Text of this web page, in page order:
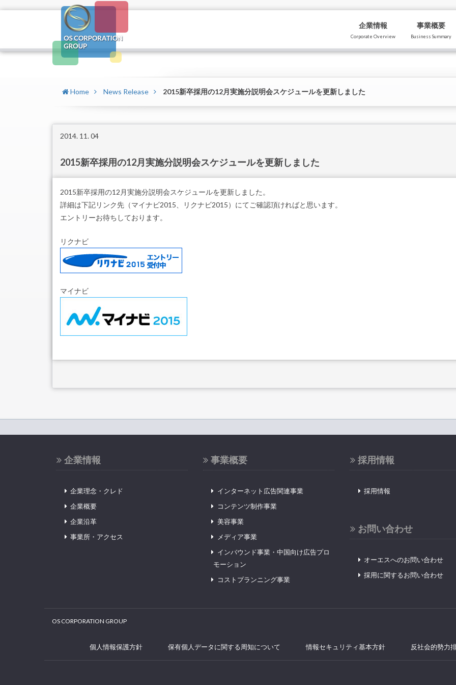
企業情報
Corporate Overview
事業概要
Business Summary
Home News Release 2015新卒採用の12月実施分説明会スケジュールを更新しました
2014. 11. 04
2015新卒採用の12月実施分説明会スケジュールを更新しました
2015新卒採用の12月実施分説明会スケジュールを更新しました。
詳細は下記リンク先（マイナビ2015、リクナビ2015）にてご確認頂ければと思います。
エントリーお待ちしております。
リクナビ
マイナビ
企業情報
企業理念・クレド
企業概要
企業沿革
事業所・アクセス
事業概要
インターネット広告関連事業
コンテンツ制作事業
美容事業
メディア事業
インバウンド事業・中国向け広告プロ
モーション
コストプランニング事業
採用情報
採用情報
お問い合わせ
オーエスへのお問い合わせ
採用に関するお問い合わせ
OS CORPORATION GROUP
個人情報保護方針 保有個人データに関する周知について 情報セキュリティ基本方針 反社会的勢力